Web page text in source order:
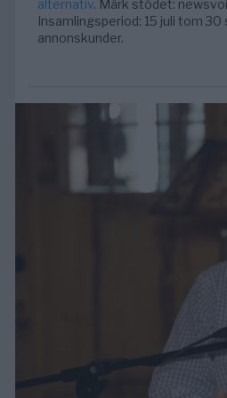
alternativ. Märk stödet:
Insamlingsperiod: 15 juli tom
annonskunder.